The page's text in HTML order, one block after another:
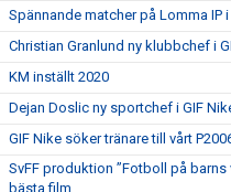
Spännande matcher på Lomma IP
Christian Granlund ny klubbchef i
KM inställt 2020
Dejan Doslic ny sportchef i GIF
GIF Nike söker tränare till vårt
SvFF produktion ”Fotboll på barns
bästa film